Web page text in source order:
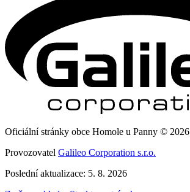
Oficiální stránky obce Homole u Panny © 2026
Provozovatel Galileo Corporation s.r.o.
Poslední aktualizace: 5. 8. 2026